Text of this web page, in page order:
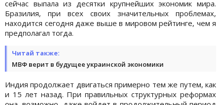
сейчас выпала из десятки крупнейших экономик мира.
Бразилия, при всех своих значительных проблемах,
находится сегодня даже выше в мировом рейтинге, чем я
предполагал тогда.
Читай также:
МВФ верит в будущее украинской экономики
Индия продолжает двигаться примерно тем же путем, как
и 15 лет назад. При правильных структурных реформах